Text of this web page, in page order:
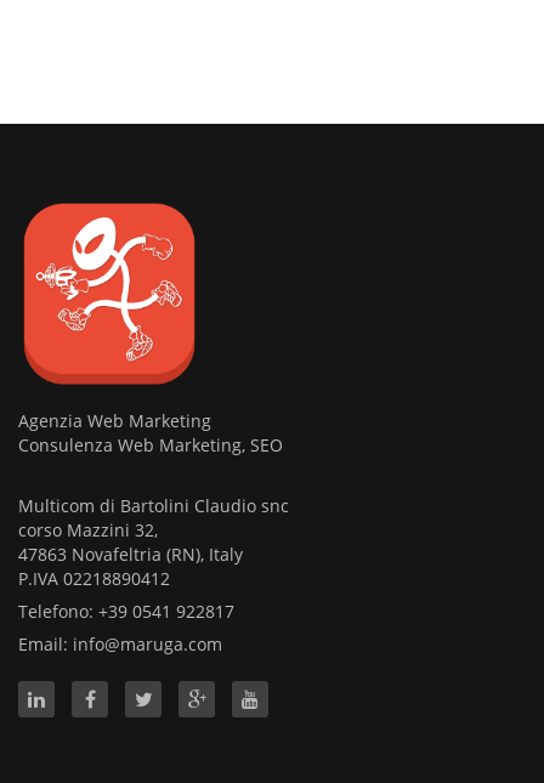
Agenzia Web Marketing
Consulenza Web Marketing, SEO
Multicom di Bartolini Claudio snc
corso Mazzini 32,
47863 Novafeltria (RN), Italy
P.IVA 02218890412
Telefono: +39 0541 922817
Email: info@maruga.com